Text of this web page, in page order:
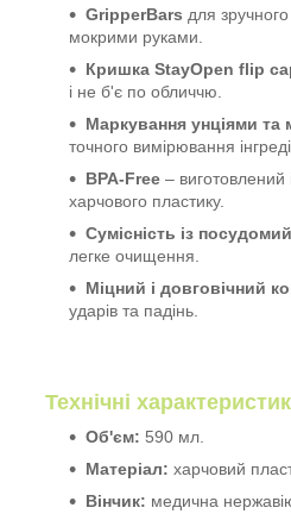
GripperBars для
мокрими руками.
Кришка StayOpen flip
і не б'є по обличчю.
Маркування унціями та
точного вимірювання
BPA-Free – виготовлений
харчового пластику.
Сумісність із
легке очищення.
Міцний і довговічний
ударів та падінь.
Технічні
Об'єм: 590 мл.
Матеріал: харчовий
Вінчик: медична